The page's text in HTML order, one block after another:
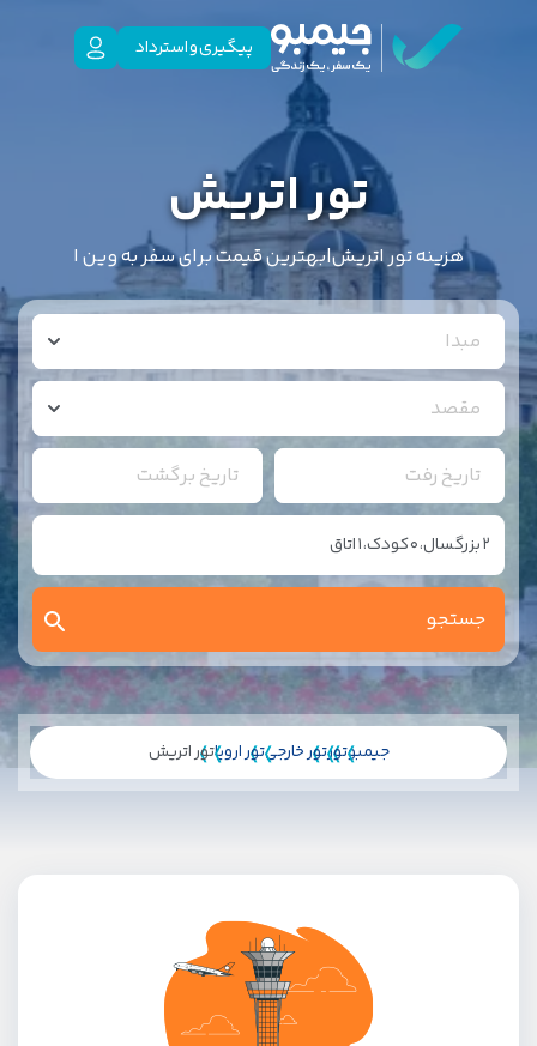
پیگیری و استرداد
تور اتریش
هزینه تور اتریش|بهترین قیمت برای سفر به وین ا
مبدا
مقصد
تاریخ رفت تاریخ برگشت
2بزرگسال،0کودک،1اتاق
جیمبوتورتور خارجیتور اروپاتور اتریش